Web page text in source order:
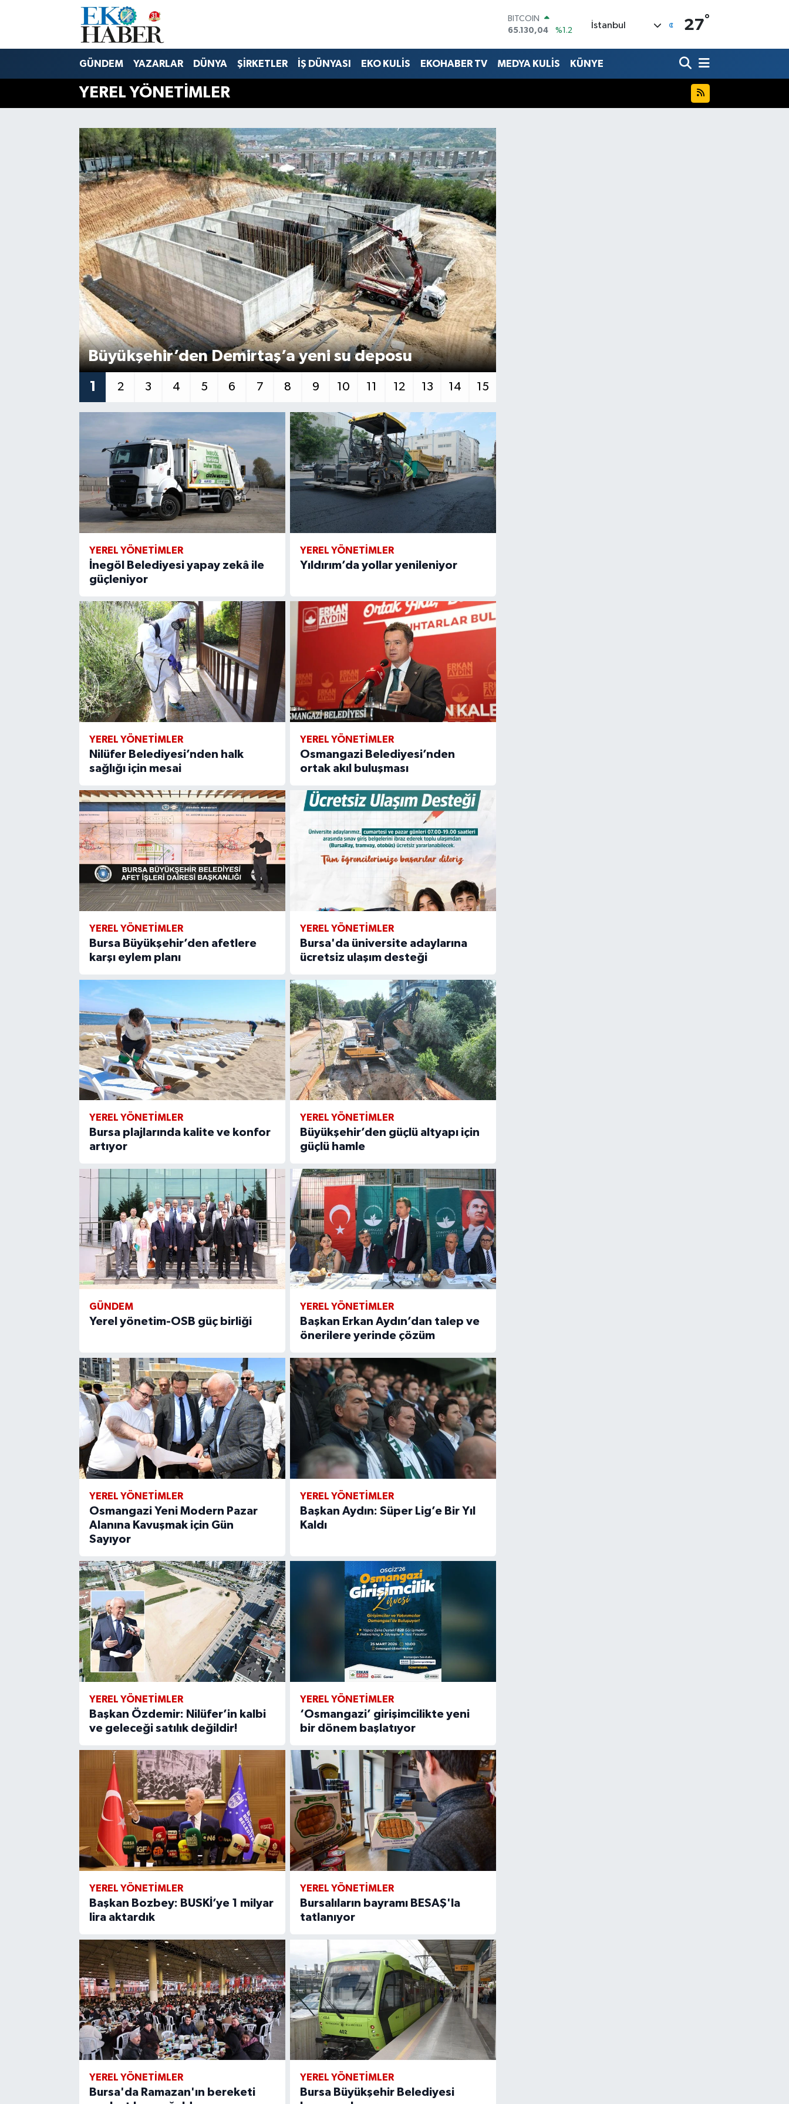
DOLAR
47,7106
%0.17
STERLİN
64,4046
%0.35
İstanbul 27°
GÜNDEM YAZARLAR DÜNYA ŞİRKETLER İŞ DÜNYASI EKO KULİS EKOHABER TV MEDYA KULİS KÜNYE
YEREL YÖNETİMLER
Büyükşehir’den Demirtaş’a yeni su deposu
1 2 3 4 5 6 7 8 9 10 11 12 13 14 15
YEREL YÖNETİMLER
İnegöl Belediyesi yapay zekâ ile
güçleniyor
YEREL YÖNETİMLER
Yıldırım’da yollar yenileniyor
YEREL YÖNETİMLER
Nilüfer Belediyesi’nden halk
sağlığı için mesai
YEREL YÖNETİMLER
Osmangazi Belediyesi’nden
ortak akıl buluşması
YEREL YÖNETİMLER
Bursa Büyükşehir’den afetlere
karşı eylem planı
YEREL YÖNETİMLER
Bursa'da üniversite adaylarına
ücretsiz ulaşım desteği
YEREL YÖNETİMLER
Bursa plajlarında kalite ve konfor
artıyor
YEREL YÖNETİMLER
Büyükşehir’den güçlü altyapı için
güçlü hamle
GÜNDEM
Yerel yönetim-OSB güç birliği
YEREL YÖNETİMLER
Başkan Erkan Aydın’dan talep ve
önerilere yerinde çözüm
YEREL YÖNETİMLER
Osmangazi Yeni Modern Pazar
Alanına Kavuşmak için Gün
Sayıyor
YEREL YÖNETİMLER
Başkan Aydın: Süper Lig’e Bir Yıl
Kaldı
YEREL YÖNETİMLER
Başkan Özdemir: Nilüfer’in kalbi
ve geleceği satılık değildir!
YEREL YÖNETİMLER
‘Osmangazi’ girişimcilikte yeni
bir dönem başlatıyor
YEREL YÖNETİMLER
Başkan Bozbey: BUSKİ’ye 1 milyar
lira aktardık
YEREL YÖNETİMLER
Bursalıların bayramı BESAŞ'la
tatlanıyor
YEREL YÖNETİMLER
Bursa'da Ramazan'ın bereketi
YEREL YÖNETİMLER
Bursa Büyükşehir Belediyesi
Hava Durumu
Tüm Manşetler
Son Dakika Haberleri
Haber Arşivi